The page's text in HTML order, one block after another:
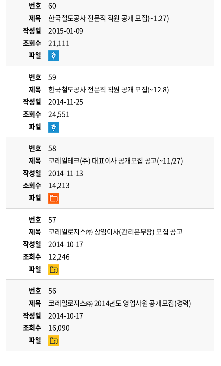
번호
60
제목
한국철도공사 전문직 직원 공개 모집(~1.27)
작성일
2015-01-09
조회수
21,111
파일
번호
59
제목
한국철도공사 전문직 직원 공개 모집(~12.8)
작성일
2014-11-25
조회수
24,551
파일
번호
58
제목
코레일테크(주) 대표이사 공개모집 공고(~11/27)
작성일
2014-11-13
조회수
14,213
파일
번호
57
제목
코레일로지스㈜ 상임이사(관리본부장) 모집 공고
작성일
2014-10-17
조회수
12,246
파일
번호
56
제목
코레일로지스㈜ 2014년도 영업사원 공개모집(경력)
작성일
2014-10-17
조회수
16,090
파일